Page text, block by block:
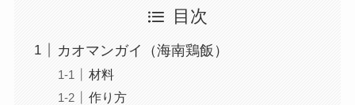
目次
カオマンガイ（海南鶏飯）
材料
作り方